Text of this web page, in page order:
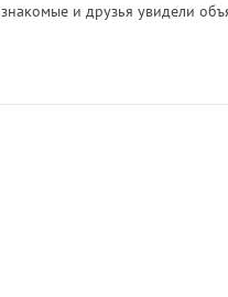
и друзья увидели